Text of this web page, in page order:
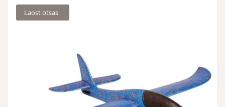
Laost otsas